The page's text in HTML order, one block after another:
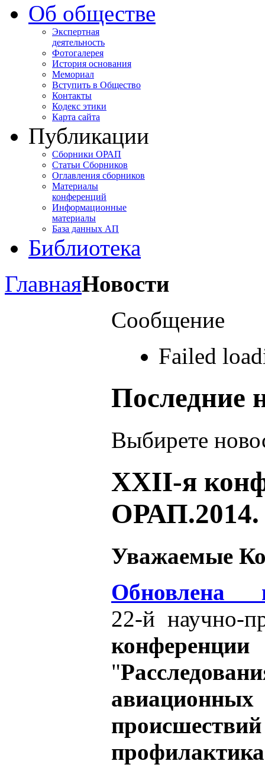
Об обществе
Экспертная
деятельность
Фотогалерея
История основания
Мемориал
Вступить в Общество
Контакты
Кодекс этики
Карта сайта
Публикации
Сборники ОРАП
Статьи Сборников
Оглавления сборников
Материалы
конференций
Информационные
материалы
База данных АП
Библиотека
ГлавнаяНовости
Сообщение
Failed
Последние
Выбирете
XXII-я
Уважаемые
Обновлена
22-й научно-
"
авиационных
профилактика